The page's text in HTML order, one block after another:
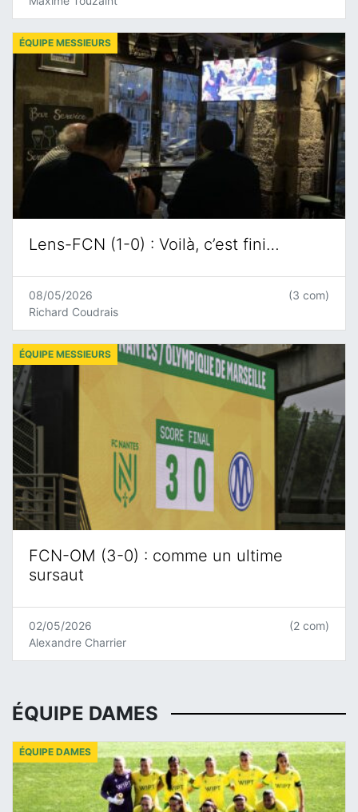
Lens-FCN (1-0) : Voilà, c’est fini…
ÉQUIPE MESSIEURS
08/05/2026
Richard Coudrais
(3 com)
FCN-OM (3-0) : comme un ultime
sursaut
ÉQUIPE MESSIEURS
02/05/2026
Alexandre Charrier
(2 com)
ÉQUIPE DAMES
ÉQUIPE DAMES